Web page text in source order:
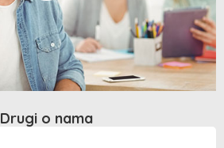
Drugi o nama